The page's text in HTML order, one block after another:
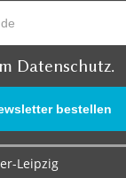
bestellen
Datenschutz.
Leipzig